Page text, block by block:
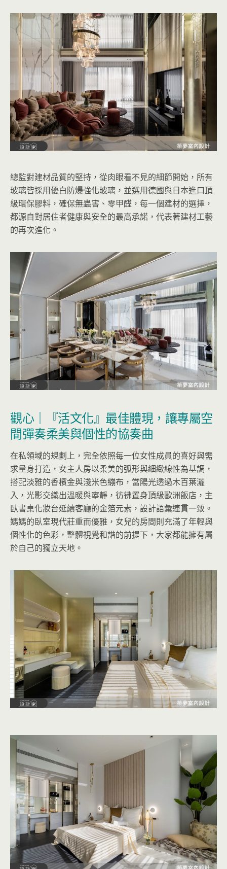
總監對建材品質的堅持，從肉眼看不見的細節開始，所有
玻璃皆採用優白防爆強化玻璃，並選用德國與日本進口頂
級環保膠料，確保無蟲害、零甲醛，每一個建材的選擇，
都源自對居住者健康與安全的最高承諾，代表著建材工藝
的再次進化。
觀心｜『活文化』最佳體現，讓專屬空
間彈奏柔美與個性的協奏曲
在私領域的規劃上，完全依照每一位女性成員的喜好與需
求量身打造，女主人房以柔美的弧形與細緻線性為基調，
搭配淡雅的香檳金與淺米色繃布，當陽光透過木百葉灑
入，光影交織出溫暖與寧靜，彷彿置身頂級歐洲飯店，主
臥書桌化妝台延續客廳的金箔元素，設計語彙連貫一致。
媽媽的臥室現代莊重而優雅，女兒的房間則充滿了年輕與
個性化的色彩，整體視覺和諧的前提下，大家都能擁有屬
於自己的獨立天地。